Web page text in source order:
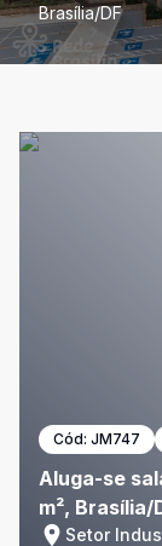
Brasília/DF
Cód: JM747
Aluga-se
m², Brasília/
Setor